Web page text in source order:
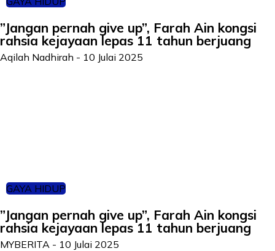
”Jangan pernah give up”, Farah Ain kongsi
rahsia kejayaan lepas 11 tahun berjuang
Aqilah Nadhirah - 10 Julai 2025
GAYA HIDUP
”Jangan pernah give up”, Farah Ain kongsi
rahsia kejayaan lepas 11 tahun berjuang
MYBERITA - 10 Julai 2025